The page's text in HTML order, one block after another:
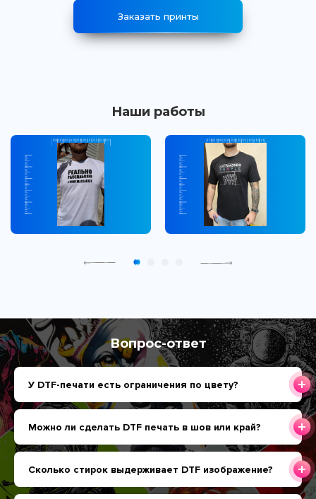
Заказать принты
Наши работы
Вопрос-ответ
У DTF-печати есть ограничения по цвету?
Можно ли сделать DTF печать в шов или край?
Сколько стирок выдерживает DTF изображение?